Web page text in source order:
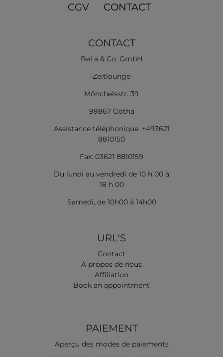
CGV CONTACT
CONTACT
BeLa & Co. GmbH
-Zeitlounge-
Mönchelsstr. 39
99867 Gotha
Assistance téléphonique: +493621
8810150
Fax: 03621 8810159
Du lundi au vendredi de 10 h 00 à
18 h 00
Samedi, de 10h00 à 14h00
URL'S
Contact
À propos de nous
Affiliation
Book an appointment
PAIEMENT
Aperçu des modes de paiements